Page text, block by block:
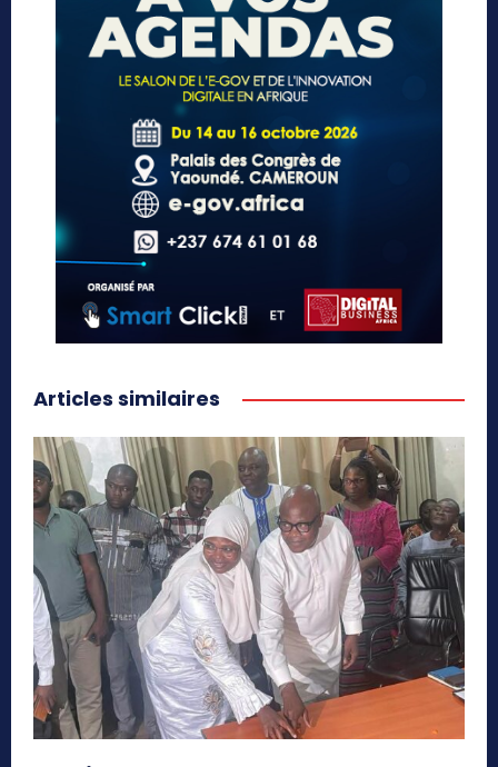
Articles similaires